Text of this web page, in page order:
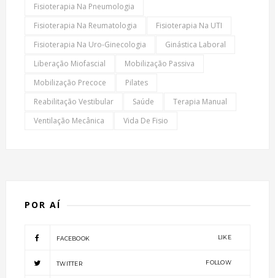
Fisioterapia Na Pneumologia
Fisioterapia Na Reumatologia
Fisioterapia Na UTI
Fisioterapia Na Uro-Ginecologia
Ginástica Laboral
Liberação Miofascial
Mobilização Passiva
Mobilização Precoce
Pilates
Reabilitação Vestibular
Saúde
Terapia Manual
Ventilação Mecânica
Vida De Fisio
POR AÍ
FACEBOOK LIKE
TWITTER FOLLOW